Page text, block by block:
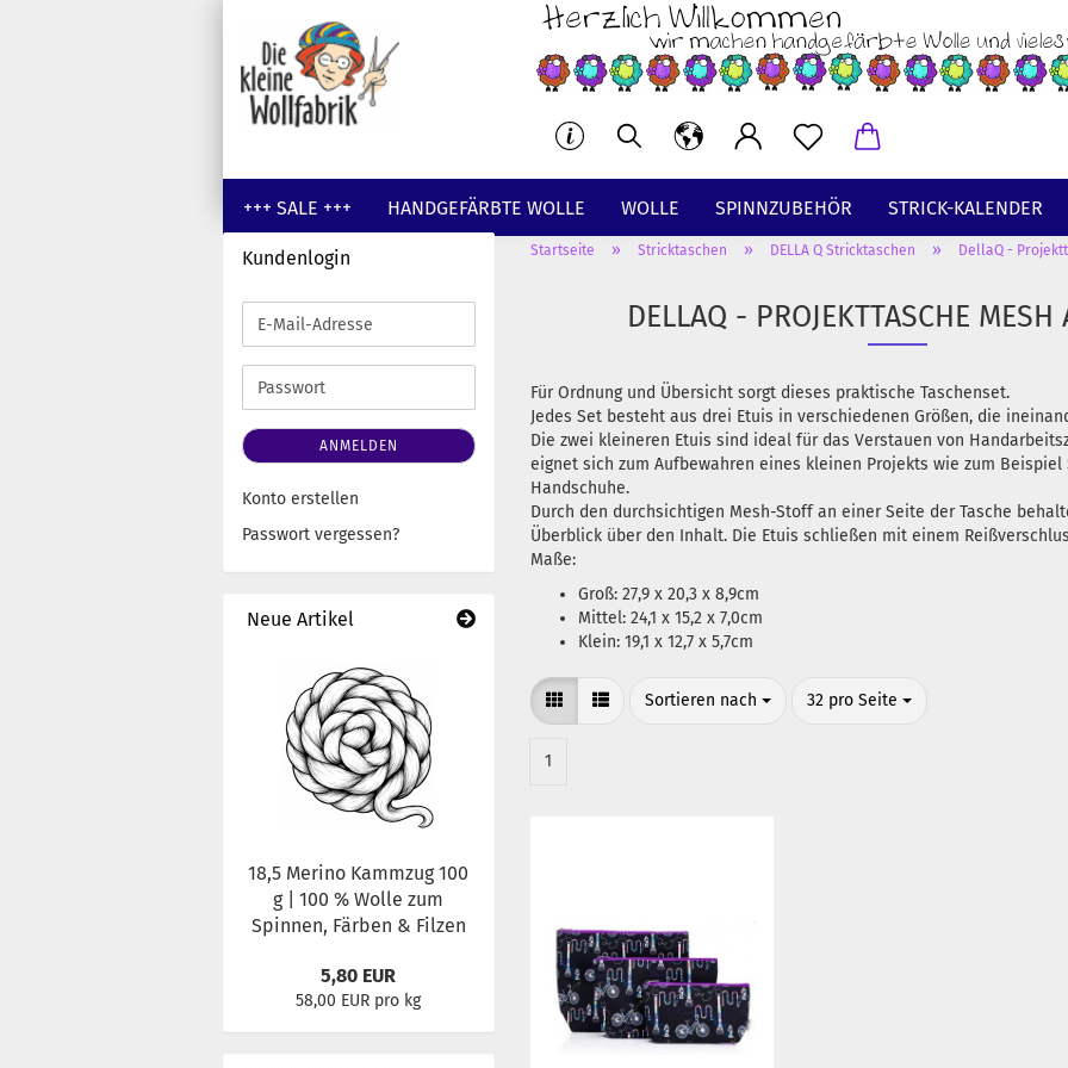
+++ SALE +++ HANDGEFÄRBTE WOLLE WOLLE SPINNZUBEHÖR STRICK-KALENDER
GUTSCHEINE
Startseite » Stricktaschen » DELLA Q Stricktaschen » DellaQ -
DELLAQ - PROJEKTTASCHE MESH
Für Ordnung und Übersicht sorgt dieses praktische Taschenset.
Jedes Set besteht aus drei Etuis in verschiedenen Größen, die
Die zwei kleineren Etuis sind ideal für das Verstauen von
eignet sich zum Aufbewahren eines kleinen Projekts wie zum Beispiel
Handschuhe.
Durch den durchsichtigen Mesh-Stoff an einer Seite der Tasche
Überblick über den Inhalt. Die Etuis schließen mit einem
Maße:
Groß: 27,9 x 20,3 x 8,9cm
Mittel: 24,1 x 15,2 x 7,0cm
Klein: 19,1 x 12,7 x 5,7cm
Sortieren nach
Sortieren nach 32 pro Seite
pro Seite
1
Kundenlogin
E-
Mail-
Adresse
Passwort
ANMELDEN
Konto erstellen
Passwort vergessen?
Neue Artikel
18,5 Merino Kammzug 100
g | 100 % Wolle zum
Spinnen, Färben & Filzen
5,80 EUR
58,00 EUR pro kg